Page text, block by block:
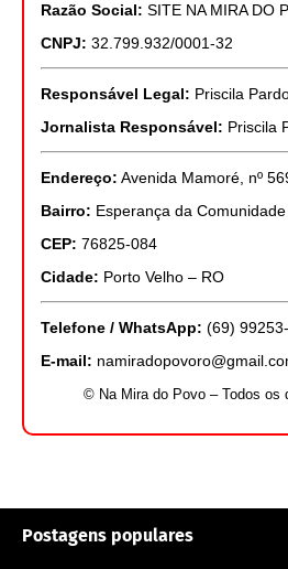
Razão Social: SITE NA MIRA DO
CNPJ: 32.799.932/0001-32
Responsável Legal: Priscila
Jornalista Responsável: Priscila
Endereço: Avenida Mamoré, nº
Bairro: Esperança da Comunidade
CEP: 76825-084
Cidade: Porto Velho – RO
Telefone / WhatsApp: (69)
E-mail:
© Na Mira do Povo – Todos os
Postagens populares